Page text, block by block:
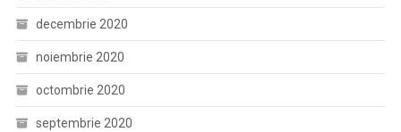
decembrie 2020
noiembrie 2020
octombrie 2020
septembrie 2020